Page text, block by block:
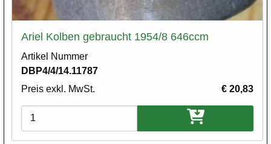
Ariel Kolben gebraucht 1954/8 646ccm
Artikel Nummer
DBP4/4/14.11787
Preis exkl. MwSt.
€ 20,83
Varianten